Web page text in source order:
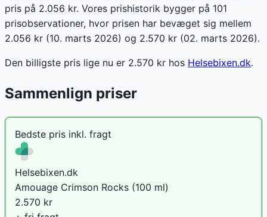
pris på 2.056 kr. Vores prishistorik bygger på 101
prisobservationer, hvor prisen har bevæget sig mellem
2.056 kr (10. marts 2026) og 2.570 kr (02. marts 2026).
Den billigste pris lige nu er 2.570 kr hos Helsebixen.dk.
Sammenlign priser
Bedste pris inkl. fragt
Helsebixen.dk
Amouage Crimson Rocks (100 ml)
2.570 kr